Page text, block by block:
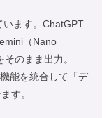
います。ChatGPT
（Nano
のまま出力。
能を統合して「デ
す。